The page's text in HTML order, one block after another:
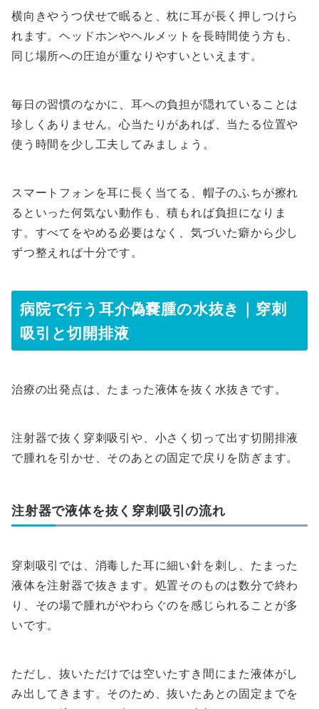
横向きやうつ伏せで眠ると、枕に耳が長く押しつけら
れます。ヘッドホンやヘルメットを長時間使う方も、
同じ場所への圧迫が重なりやすいといえます。
毎日の習慣のなかに、耳への負担が隠れていることは
珍しくありません。心当たりがあれば、当たる位置や
使う時間を少し工夫してみましょう。
スマートフォンを耳に長く当てる、帽子のふちが擦れ
るといった何気ない動作も、積もれば負担になりま
す。すべてをやめる必要はなく、気づいた癖から少し
ずつ整えれば十分です。
病院で行う耳介偽嚢腫の水抜き｜穿刺
吸引と切開排液
治療の出発点は、たまった液体を抜く水抜きです。
注射器で抜く穿刺吸引や、小さく切って出す切開排液
で腫れを引かせ、そのあとの固定で戻りを防ぎます。
注射器で液体を抜く穿刺吸引の流れ
穿刺吸引では、消毒した耳に細い針を刺し、たまった
液体を注射器で抜きます。処置そのものは数分で終わ
り、その場で腫れがやわらぐのを感じられることが多
いです。
ただし、抜いただけでは空いたすき間にまた液体がし
み出してきます。そのため、抜いたあとの固定までを